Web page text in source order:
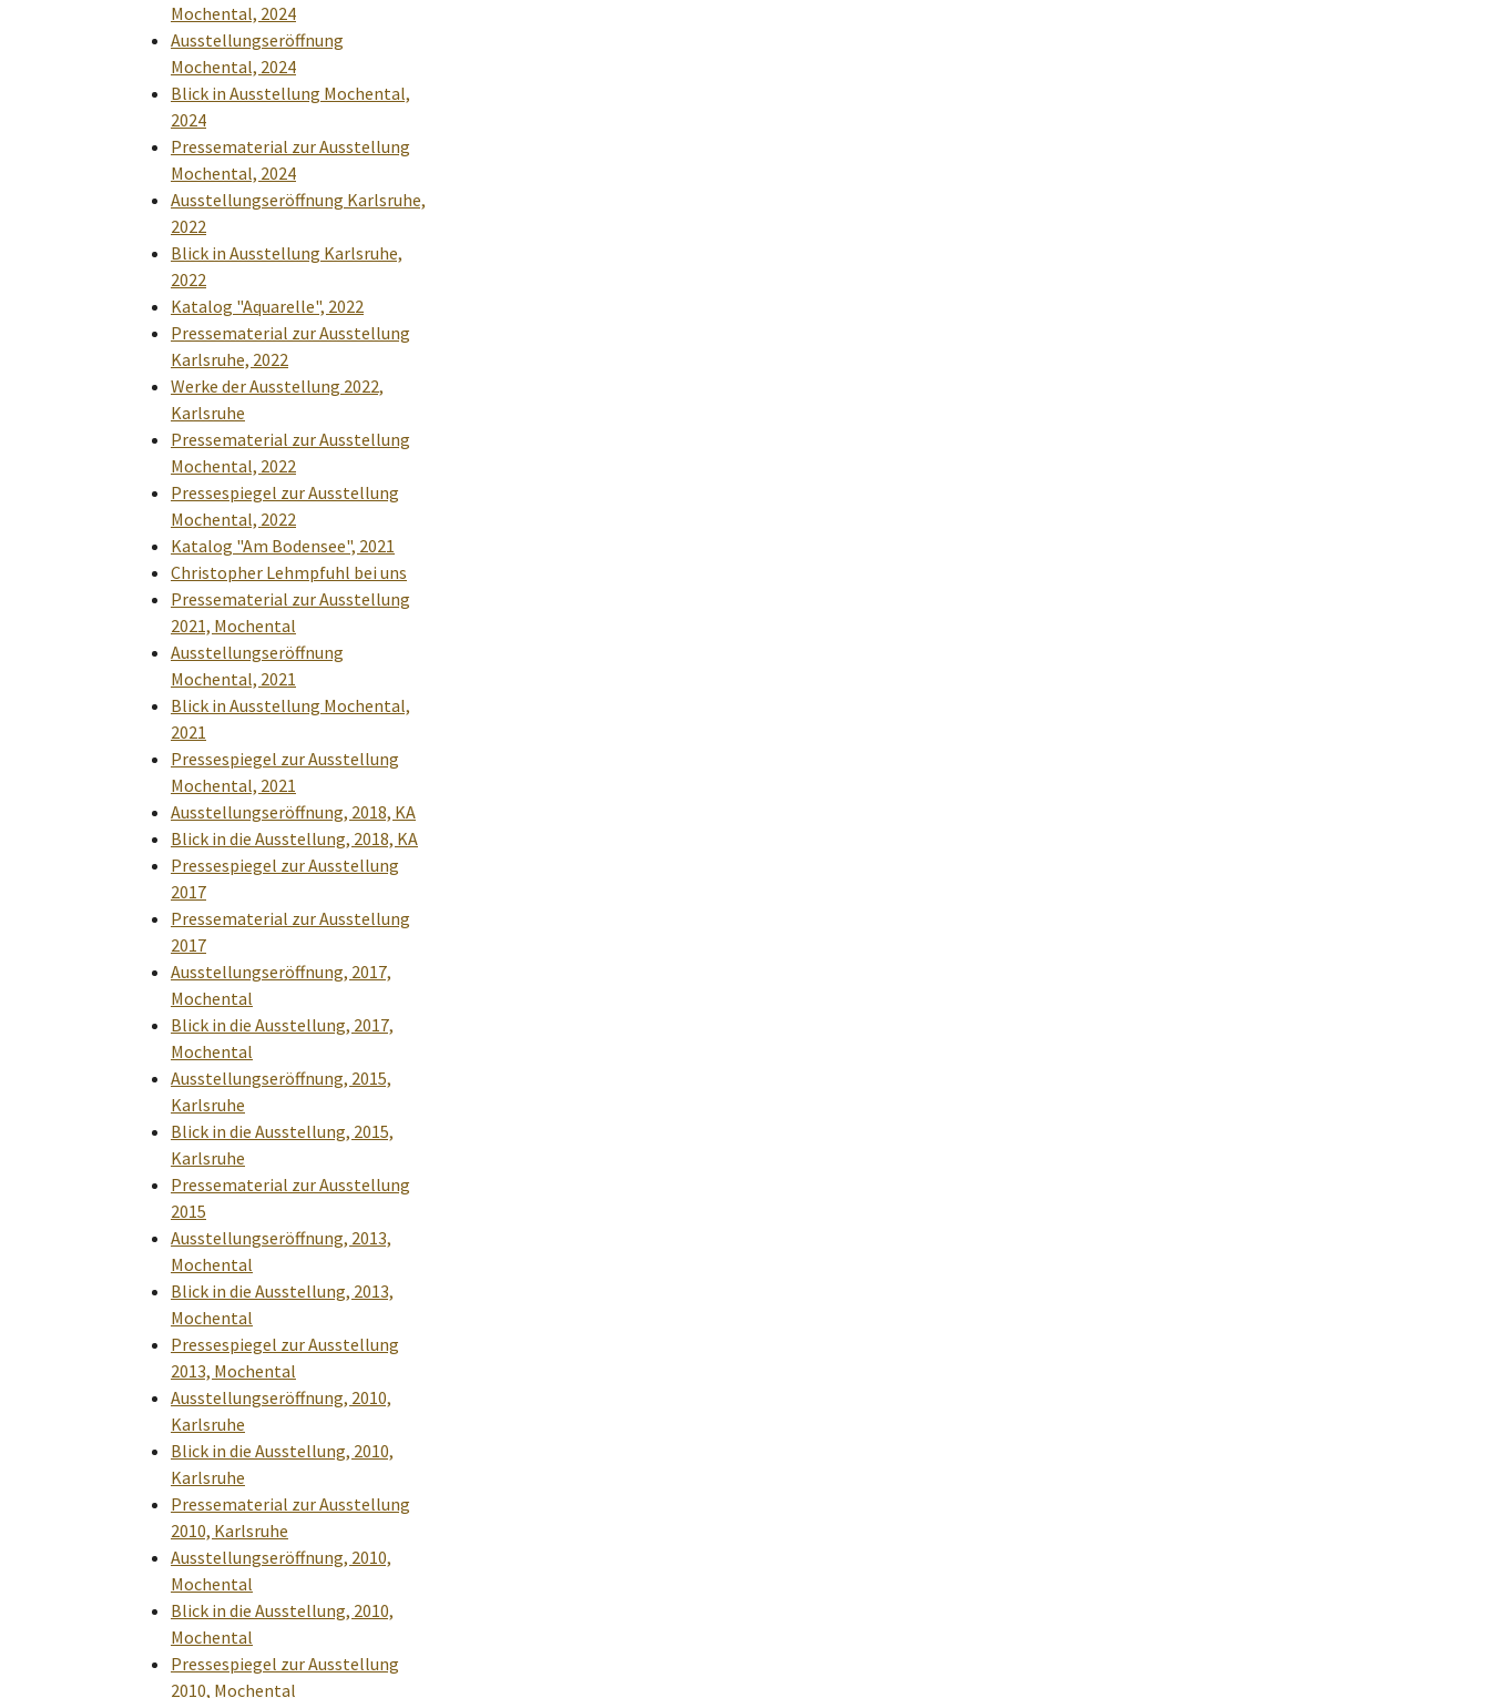
Mochental, 2024
Ausstellungseröffnung
Mochental, 2024
Blick in Ausstellung Mochental,
2024
Pressematerial zur Ausstellung
Mochental, 2024
Ausstellungseröffnung Karlsruhe,
2022
Blick in Ausstellung Karlsruhe,
2022
Katalog "Aquarelle", 2022
Pressematerial zur Ausstellung
Karlsruhe, 2022
Werke der Ausstellung 2022,
Karlsruhe
Pressematerial zur Ausstellung
Mochental, 2022
Pressespiegel zur Ausstellung
Mochental, 2022
Katalog "Am Bodensee", 2021
Christopher Lehmpfuhl bei uns
Pressematerial zur Ausstellung
2021, Mochental
Ausstellungseröffnung
Mochental, 2021
Blick in Ausstellung Mochental,
2021
Pressespiegel zur Ausstellung
Mochental, 2021
Ausstellungseröffnung, 2018, KA
Blick in die Ausstellung, 2018, KA
Pressespiegel zur Ausstellung
2017
Pressematerial zur Ausstellung
2017
Ausstellungseröffnung, 2017,
Mochental
Blick in die Ausstellung, 2017,
Mochental
Ausstellungseröffnung, 2015,
Karlsruhe
Blick in die Ausstellung, 2015,
Karlsruhe
Pressematerial zur Ausstellung
2015
Ausstellungseröffnung, 2013,
Mochental
Blick in die Ausstellung, 2013,
Mochental
Pressespiegel zur Ausstellung
2013, Mochental
Ausstellungseröffnung, 2010,
Karlsruhe
Blick in die Ausstellung, 2010,
Karlsruhe
Pressematerial zur Ausstellung
2010, Karlsruhe
Ausstellungseröffnung, 2010,
Mochental
Blick in die Ausstellung, 2010,
Mochental
Pressespiegel zur Ausstellung
2010, Mochental